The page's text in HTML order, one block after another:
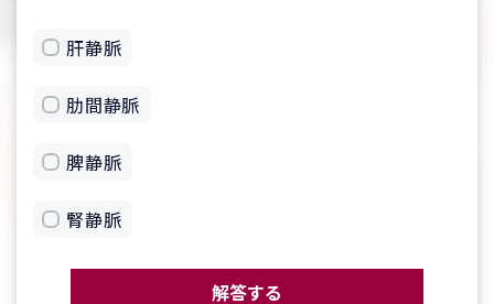
肝静脈
肋間静脈
脾静脈
腎静脈
解答する